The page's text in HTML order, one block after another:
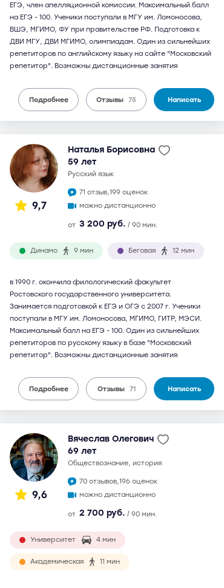
ЕГЭ, член апелляционной комиссии. Максимальный балл
на ЕГЭ - 100. Ученики поступали в МГУ им. Ломоносова,
ВШЭ, МГИМО, ФУ при правительстве РФ. Подготовка к
ДВИ МГУ, ДВИ МГИМО, олимпиадам. Один из сильнейших
репетиторов по английскому языку на сайте "Московский
репетитор". Возможны дистанционные занятия
Подробнее Отзывы 75 Написать
9,7
Наталья Борисовна
59 лет
русский язык
71 отзыв,199 оценок
можно дистанционно
от 3 200 руб. / 90 мин.
Динамо 9 мин Беговая 12 мин
в 1990 г. окончила филологический факультет
Ростовского государственного университета.
Занимается подготовкой к ЕГЭ и ОГЭ с 2007 г. Ученики
поступали в МГУ им. Ломоносова, МГИМО, ГИТР, МЭСИ.
Максимальный балл на ЕГЭ - 100. Один из сильнейших
репетиторов по русскому языку в базе "Московский
репетитор". Возможны дистанционные занятия
Подробнее Отзывы 71 Написать
9,6
Вячеслав Олегович
69 лет
обществознание, история
70 отзывов,196 оценок
можно дистанционно
от 2 700 руб. / 90 мин.
Университет 4 мин
Академическая 11 мин